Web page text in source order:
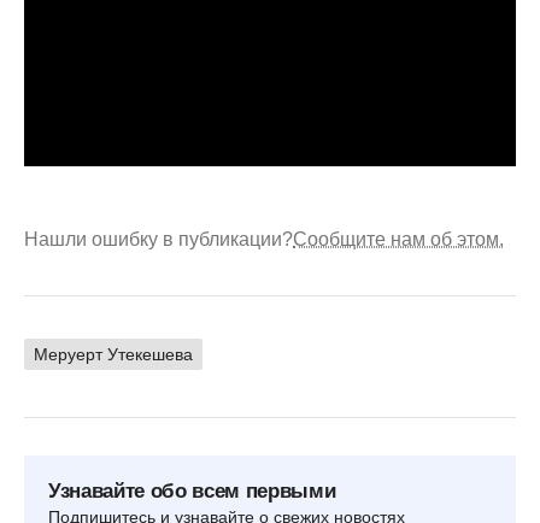
Нашли ошибку в публикации?Сообщите нам об этом.
Меруерт Утекешева
Узнавайте обо всем первыми
Подпишитесь и узнавайте о свежих новостях